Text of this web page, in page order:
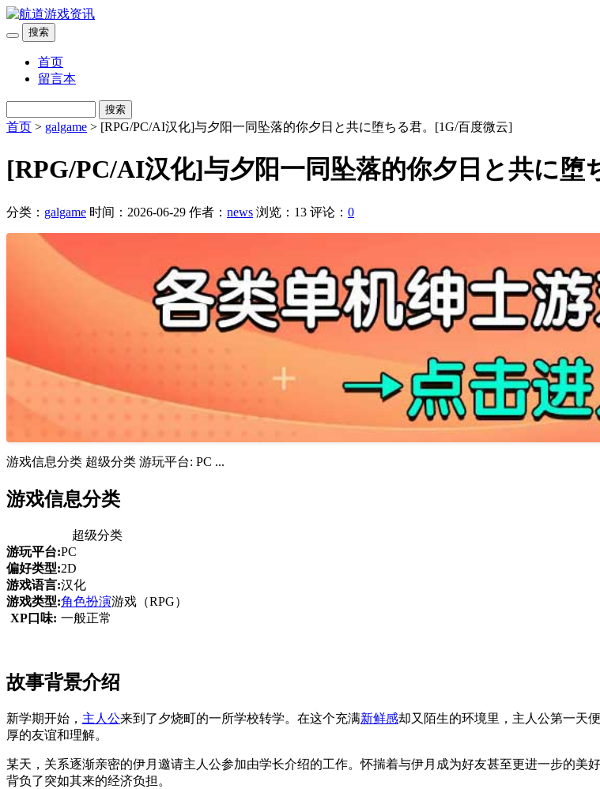
搜索
首页
留言本
搜索
首页 > galgame > [RPG/PC/AI汉化]与夕阳一同坠落的你夕日と共に堕ちる君。[1G/百度微云]
[RPG/PC/AI汉化]与夕阳一同坠落的你夕日と共に堕
分类： galgame 时间：2026-06-29 作者： news 浏览：13 评论： 0
游戏信息分类 超级分类 游玩平台: PC ...
游戏信息分类
超级分类
游玩平台:PC
偏好类型:2D
游戏语言:汉化
游戏类型:角色扮演游戏（RPG）
XP口味: 一般正常
故事背景介绍
新学期开始， 主人公来到了夕烧町的一所学校转学。在这个充满新鲜感却又陌生的环境里，主人公第一天
厚的友谊和理解。
某天，关系逐渐亲密的伊月邀请主人公参加由学长介绍的工作。怀揣着与伊月成为好友甚至更进一步的美
背负了突如其来的经济负担。